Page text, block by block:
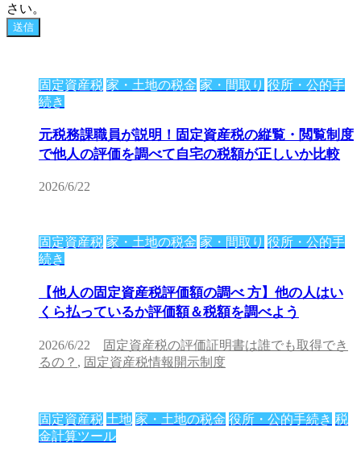
さい。
固定資産税 家・土地の税金 家・間取り 役所・公的手
続き
元税務課職員が説明！固定資産税の縦覧・閲覧制度
で他人の評価を調べて自宅の税額が正しいか比較
2026/6/22
固定資産税 家・土地の税金 家・間取り 役所・公的手
続き
【他人の固定資産税評価額の調べ 方】他の人はい
くら払っているか評価額＆税額を調べよう
2026/6/22
固定資産税の評価証明書は誰でも取得でき
るの？ , 固定資産税情報開示制度
固定資産税 土地 家・土地の税金 役所・公的手続き 税
金計算ツール